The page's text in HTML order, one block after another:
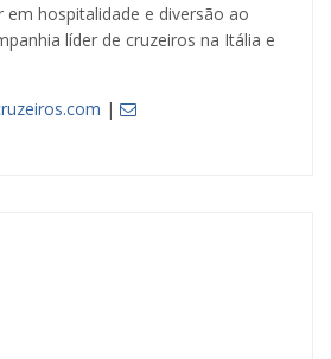
hospitalidade e diversão ao
líder de cruzeiros na Itália e
|